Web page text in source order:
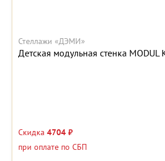
Стеллажи «ДЭМИ»
Детская модульная стенка MODUL
Скидка 4704 ₽
при оплате по СБП